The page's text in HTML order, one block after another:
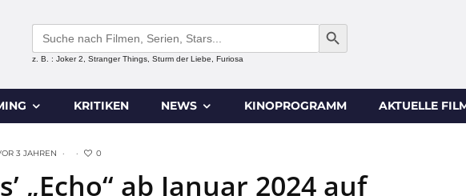
Search
for:
SEARCH BUTTON
z. B. : Joker 2, Stranger Things, Sturm der Liebe, Furiosa
KRITIKEN NEWS KINOPROGRAMM AKTUELLE
3 JAHREN · · 0
„Echo“ ab Januar 2024 auf